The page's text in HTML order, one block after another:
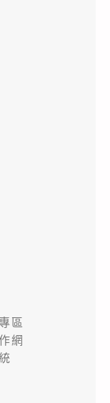
區
網